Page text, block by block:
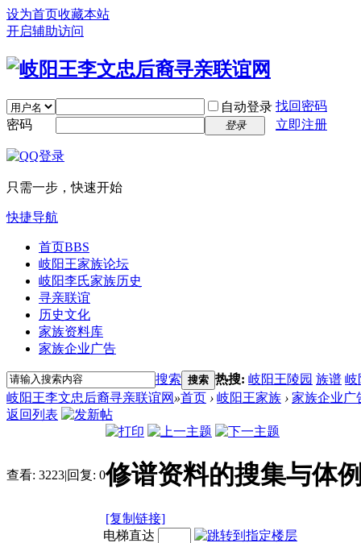
设为首页收藏本站
开启辅助访问
自动登录 找回密码
密码
登录 立即注册
只需一步，快速开始
快捷导航
首页BBS
岐阳王家族论坛
岐阳李氏家族历史
寻亲联谊
历史文化
家族资料库
家族企业广告
搜索 搜索 热搜: 岐阳王陵园 族谱 岐
岐阳王李文忠后裔寻亲联谊网 »首页 › 岐阳王家族 › 家族企业广
返回列表
查看: 3223|回复: 0修谱资料的搜集与体
[复制链接]
电梯直达